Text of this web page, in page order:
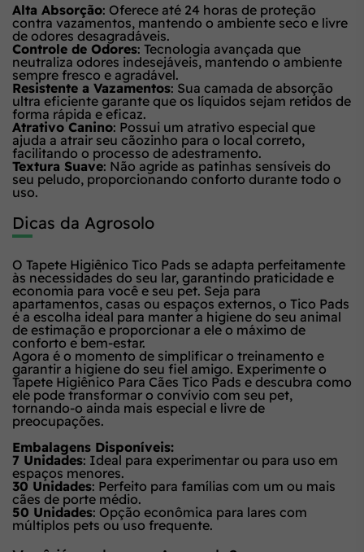
Alta Absorção: Oferece até 24 horas de proteção
contra vazamentos, mantendo o ambiente seco e livre
de odores desagradáveis.
Controle de Odores: Tecnologia avançada que
neutraliza odores indesejáveis, mantendo o ambiente
sempre fresco e agradável.
Resistente a Vazamentos: Sua camada de absorção
ultra eficiente garante que os líquidos sejam retidos de
forma rápida e eficaz.
Atrativo Canino: Possui um atrativo especial que
ajuda a atrair seu cãozinho para o local correto,
facilitando o processo de adestramento.
Textura Suave: Não agride as patinhas sensíveis do
seu peludo, proporcionando conforto durante todo o
uso.
Dicas da Agrosolo
O Tapete Higiênico Tico Pads se adapta perfeitamente
às necessidades do seu lar, garantindo praticidade e
economia para você e seu pet. Seja para
apartamentos, casas ou espaços externos, o Tico Pads
é a escolha ideal para manter a higiene do seu animal
de estimação e proporcionar a ele o máximo de
conforto e bem-estar.
Agora é o momento de simplificar o treinamento e
garantir a higiene do seu fiel amigo. Experimente o
Tapete Higiênico Para Cães Tico Pads e descubra como
ele pode transformar o convívio com seu pet,
tornando-o ainda mais especial e livre de
preocupações.
Embalagens Disponíveis:
7 Unidades: Ideal para experimentar ou para uso em
espaços menores.
30 Unidades: Perfeito para famílias com um ou mais
cães de porte médio.
50 Unidades: Opção econômica para lares com
múltiplos pets ou uso frequente.